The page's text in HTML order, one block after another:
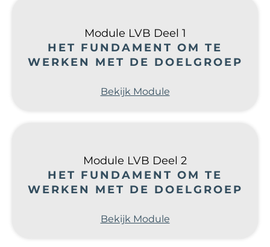
Module LVB Deel 1
HET FUNDAMENT OM TE
WERKEN MET DE DOELGROEP
Bekijk Module
Module LVB Deel 2
HET FUNDAMENT OM TE
WERKEN MET DE DOELGROEP
Bekijk Module